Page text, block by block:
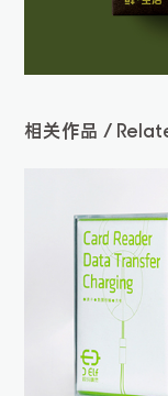
相关作品 /